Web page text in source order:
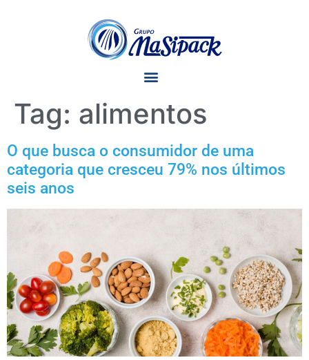
Tag: alimentos
O que busca o consumidor de uma
categoria que cresceu 79% nos últimos
seis anos